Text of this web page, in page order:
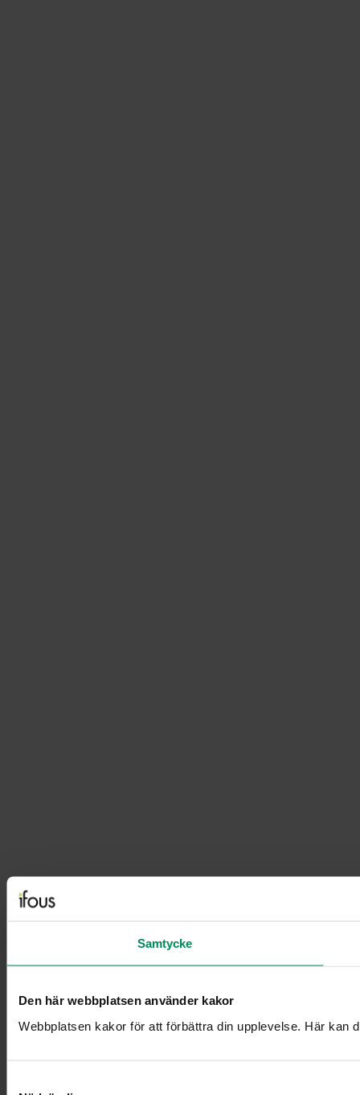
Samtycke
Den här webbplatsen använder kakor
Webbplatsen kakor för att förbättra din upplevelse. Här kan